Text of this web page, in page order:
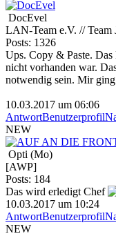
DocEvel
LAN-Team e.V. // Team
Posts: 1326
Ups. Copy & Paste. Das
nicht vorhanden war.
notwendig sein. Mir
10.03.2017 um 06:06
AntwortBenutzerprofil
NEW
Opti (Mo)
[AWP]
Posts: 184
Das wird erledigt Chef
10.03.2017 um 10:24
AntwortBenutzerprofil
NEW